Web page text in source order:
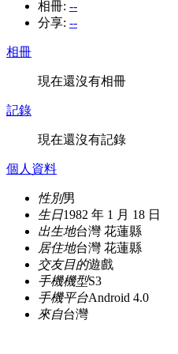
相冊: --
分享: --
相冊
現在還沒有相冊
記錄
現在還沒有記錄
個人資料
性別男
生日1982 年 1 月 18 日
出生地台灣 花蓮縣
居住地台灣 花蓮縣
交友目的遊戲
手機機型S3
手機平台Android 4.0
來自台灣